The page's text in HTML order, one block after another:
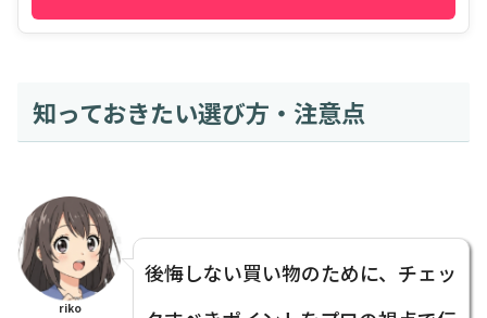
知っておきたい選び方・注意点
riko
後悔しない買い物のために、チェッ